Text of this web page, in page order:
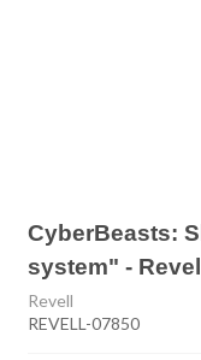
CyberBeasts:
system" - Revell
Revell
REVELL-07850